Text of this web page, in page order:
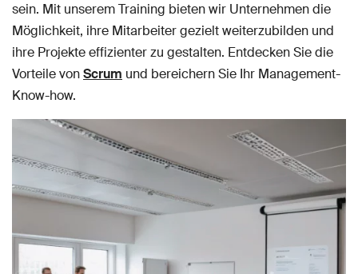
sein. Mit unserem Training bieten wir Unternehmen die
Möglichkeit, ihre Mitarbeiter gezielt weiterzubilden und
ihre Projekte effizienter zu gestalten. Entdecken Sie die
Vorteile vonScrum und bereichern Sie Ihr Management-
Know-how.